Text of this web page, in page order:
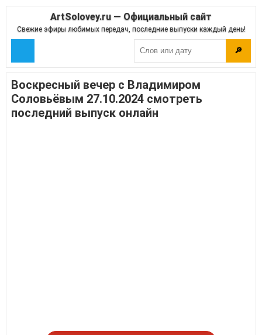
ArtSolovey.ru — Официальный сайт
Свежие эфиры любимых передач, последние выпуски каждый день!
🔎
Воскресный вечер с Владимиром
Соловьёвым 27.10.2024 смотреть
последний выпуск онлайн